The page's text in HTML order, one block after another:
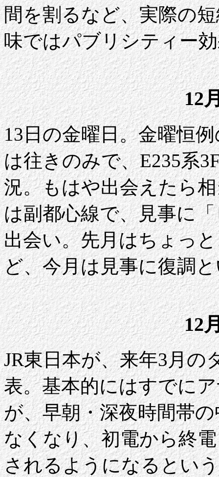
間を割るなど、実際の
味ではパブリシティー
12
13日の金曜日。金曜恒
は往きのみで、E235系
況。もはや出会えたら
は副都心線で、見事に
出会い。先月はちょっ
ど、今月は見事に復調
12
JR東日本が、来年3月の
表。基本的にはすでに
が、早朝・深夜時間帯
なくなり、初電から終
されるようになるとい